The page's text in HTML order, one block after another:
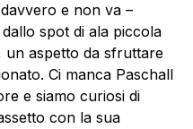
e non va –
spot di ala piccola
un aspetto da sfruttare
Ci manca Paschall
e siamo curiosi di
con la sua